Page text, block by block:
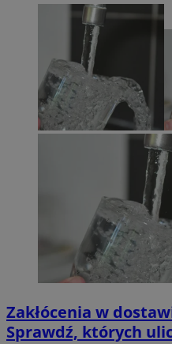
Zakłócenia w
Sprawdź, których